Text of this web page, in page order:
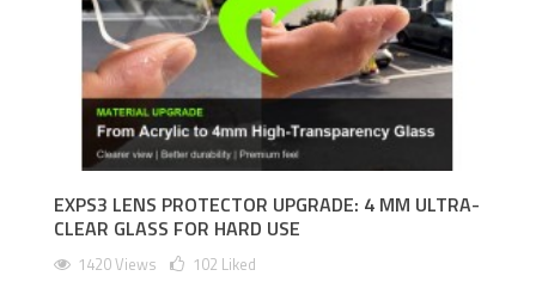
EXPS3 LENS PROTECTOR UPGRADE: 4 MM ULTRA-
CLEAR GLASS FOR HARD USE
1420 Views 102 Liked